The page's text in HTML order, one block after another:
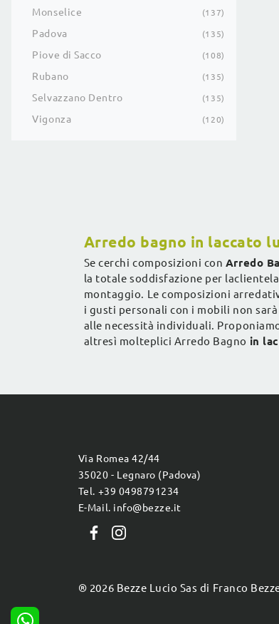
Monselice 137
Padova 135
Piove di Sacco 108
Rubano 135
Selvazzano Dentro 135
Vigonza 120
Arredo bagno in laccato
Se cerchi composizioni con Arredo
la totale soddisfazione per
montaggio. Le composizioni
i gusti personali con i mobili non
alle necessità individuali.
altresì molteplici Arredo Bagno in
Via Romea 42/44
35020 - Legnaro (Padova)
Tel. +39 0498791234
E-Mail. info@bezze.it
® 2026 Bezze Lucio Sas di Franco